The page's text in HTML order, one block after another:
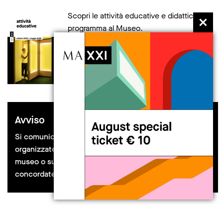
Scopri le attività educative e didattiche in
programma al Museo.
scarica la brochure
Avviso
Si comunica che eventuali attività educative
organizzate da soggetti esterni al MAXXI, all’interno del
museo o sul piazzale, vanno preventivamente
concordate con il Dipartimento Educazione.